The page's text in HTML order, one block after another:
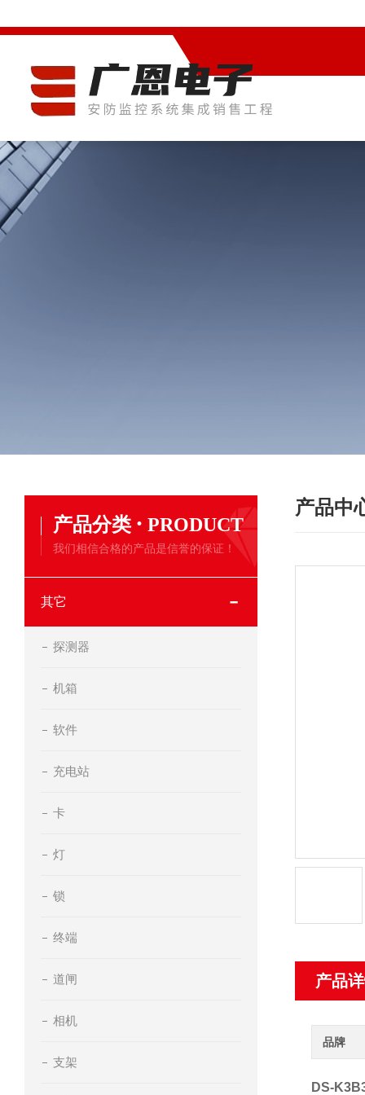
产品分类 · PRODUCT
我们相信合格的产品是信誉的保证！
其它
探测器
机箱
软件
充电站
卡
灯
锁
终端
道闸
相机
支架
产品中
产品
品牌
DS-